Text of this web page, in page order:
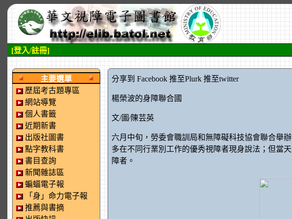
[登入/註冊]
主要選單
歷屆考古題專區
網站導覽
個人書籤
近期新書
出版社圖書
點字教科書
書目查詢
新聞雜誌區
蝙蝠電子報
「身」命力電子報
推薦與書摘
分享到 Facebook 推至Plurk 推至twitter
楊榮波的身障聯合國
文/圖∕陳芸英
六月中旬，勞委會職訓局和無障礙科技協會聯合舉
多在不同行業別工作的優秀視障者現身說法；但當
障者。